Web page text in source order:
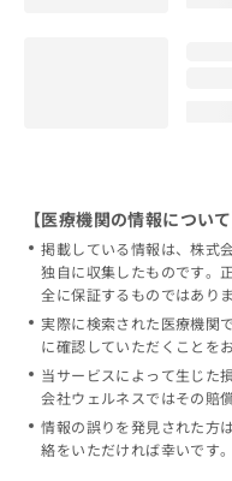
【医療機関の情報について
掲載している情報は、株式
独自に収集したものです。
全に保証するものではありま
実際に検索された医療機関
に確認していただくことを
当サービスによって生じた
会社ウェルネスではその賠
情報の誤りを発見された方
絡をいただければ幸いです。